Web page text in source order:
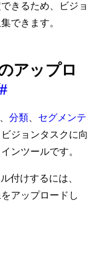
きるため、ビジョ
できます。
アップロ
分類
セグメンテ
ジョンタスクに向
ンツールです。
付けするには、
アップロードし